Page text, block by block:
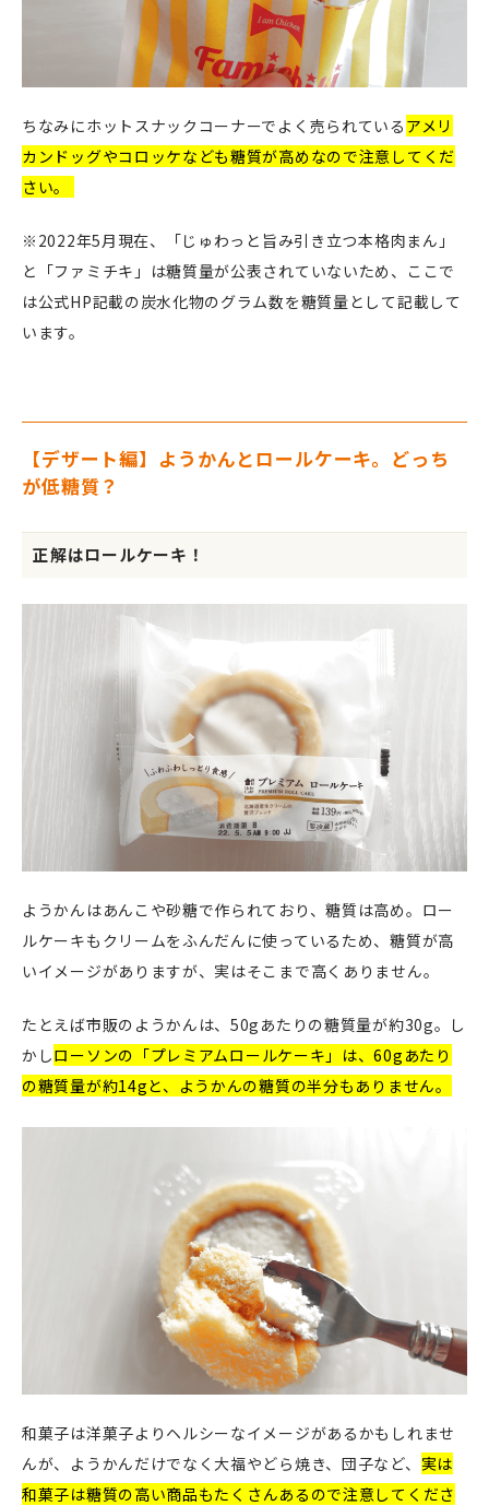
ちなみにホットスナックコーナーでよく売られている アメリ
カンドッグやコロッケなども糖質が高めなので注意してくだ
さい。
※2022年5月現在、「じゅわっと旨み引き立つ本格肉まん」
と「ファミチキ」は糖質量が公表されていないため、ここで
は公式HP記載の炭水化物のグラム数を糖質量として記載して
います。
【デザート編】ようかんとロールケーキ。どっち
が低糖質？
正解はロールケーキ！
ようかんはあんこや砂糖で作られており、糖質は高め。ロー
ルケーキもクリームをふんだんに使っているため、糖質が高
いイメージがありますが、実はそこまで高くありません。
たとえば市販のようかんは、50gあたりの糖質量が約30g。し
かしローソンの「プレミアムロールケーキ」は、60gあたり
の糖質量が約14gと、ようかんの糖質の半分もありません。
和菓子は洋菓子よりヘルシーなイメージがあるかもしれませ
んが、ようかんだけでなく大福やどら焼き、団子など、 実は
和菓子は糖質の高い商品もたくさんあるので注意してくださ